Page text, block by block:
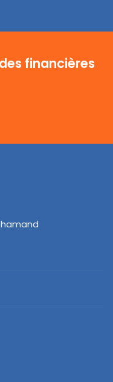
financières